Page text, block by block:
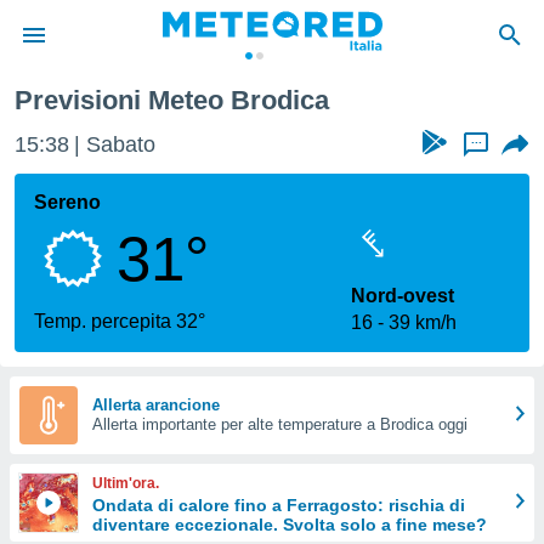
di
per
le
di
Web
le
Previsioni Meteo Brodica
15:38 Sabato ...
Sereno
31°
Temp. percepita 32°
Nord-ovest
16
39 km/h
Allerta arancione
Allerta importante per alte temperature a Brodica oggi
Ultim'ora.
Ondata di calore fino a Ferragosto: rischia di
diventare eccezionale. Svolta solo a fine mese?